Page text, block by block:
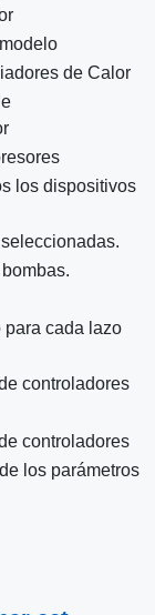
de Calor
los dispositivos
cada lazo
controladores
controladores
los parámetros